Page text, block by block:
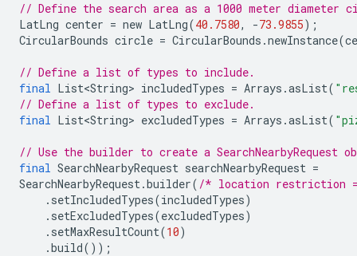
// Define the search area as a 1000 meter diameter
LatLng center = new LatLng(40.7580, -73.9855);
CircularBounds circle = CircularBounds .newInstance(
// Define a list of types to include.
final List<String> includedTypes = Arrays .asList(
// Define a list of types to exclude.
final List<String> excludedTypes = Arrays .asList(
// Use the builder to create a SearchNearbyRequest
final SearchNearbyRequest searchNearbyRequest =
SearchNearbyRequest.builder( /* location restriction
. setIncludedTypes(includedTypes)
. setExcludedTypes(excludedTypes)
. setMaxResultCount(10)
.build());